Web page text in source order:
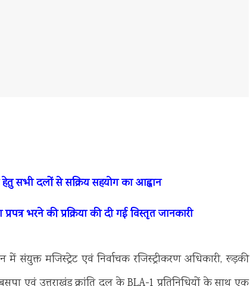
हेतु सभी दलों से सक्रिय सहयोग का आह्वान
भरने की प्रक्रिया की दी गई विस्तृत जानकारी
में संयुक्त मजिस्ट्रेट एवं निर्वाचक रजिस्ट्रीकरण अधिकारी, रूड़की